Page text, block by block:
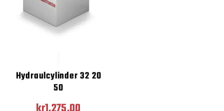
Hydraulcylinder 32 20
50